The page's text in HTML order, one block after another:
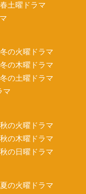
土曜ドラマ
の火曜ドラマ
の木曜ドラマ
の土曜ドラマ
マ
の火曜ドラマ
の木曜ドラマ
の日曜ドラマ
の火曜ドラマ